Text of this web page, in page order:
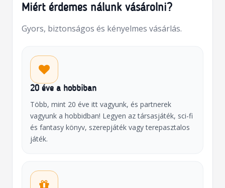
Miért érdemes nálunk vásárolni?
Gyors, biztonságos és kényelmes vásárlás.
20 éve a hobbiban
Több, mint 20 éve itt vagyunk, és partnerek
vagyunk a hobbidban! Legyen az társasjáték, sci-fi
és fantasy könyv, szerepjáték vagy terepasztalos
játék.